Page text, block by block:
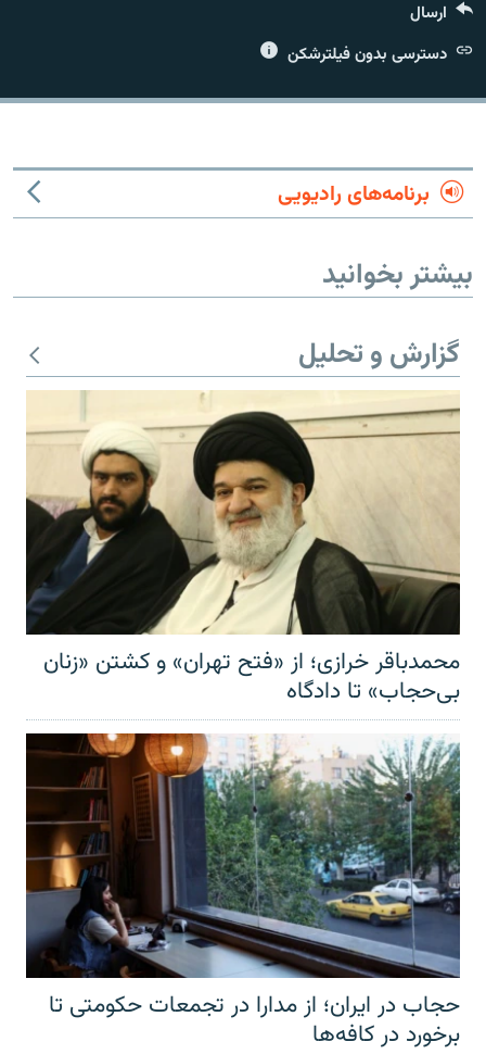
ارسال
دسترسی بدون فیلترشکن
برنامه‌های رادیویی
بیشتر بخوانید
گزارش و تحلیل
محمدباقر خرازی؛ از «فتح تهران» و کشتن «زنان
بی‌حجاب» تا دادگاه
حجاب در ایران؛ از مدارا در تجمعات حکومتی تا
برخورد در کافه‌ها